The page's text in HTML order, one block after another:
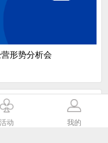
形势分析会
活动 我的